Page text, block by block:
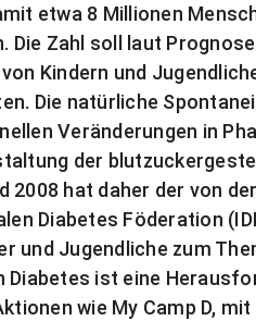
etwa 8 Millionen
Die Zahl soll laut
von Kindern und
Die natürliche
Veränderungen in
der
2008 hat daher der von
Diabetes Föderation
und Jugendliche zum
Diabetes ist eine
wie My Camp D,